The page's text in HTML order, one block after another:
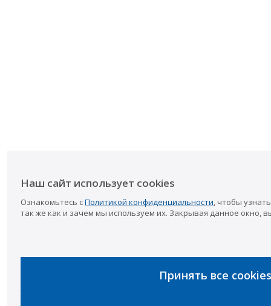
Наш сайт использует cookies
Ознакомьтесь сПолитикой конфиденциальности, чтобы
так же как и зачем мы используем их. Закрывая данное окно,
Принять все cookies